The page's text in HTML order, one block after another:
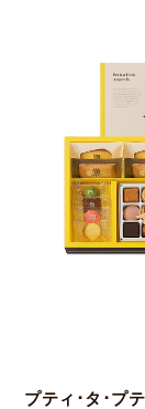
プティ･タ･プ